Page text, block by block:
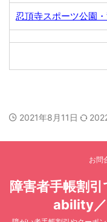
忍頂寺スポーツ公園
2021年8月11日
お問
障害者手帳割
ability